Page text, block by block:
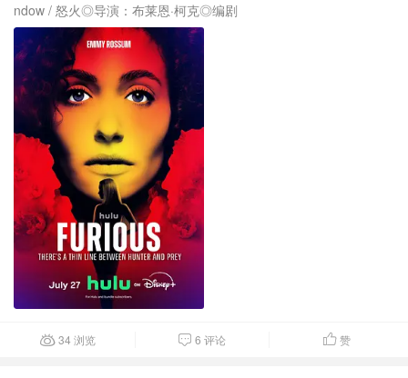
ndow / 怒火◎导演：布莱恩·柯克◎编剧
34 浏览  6 评论 赞